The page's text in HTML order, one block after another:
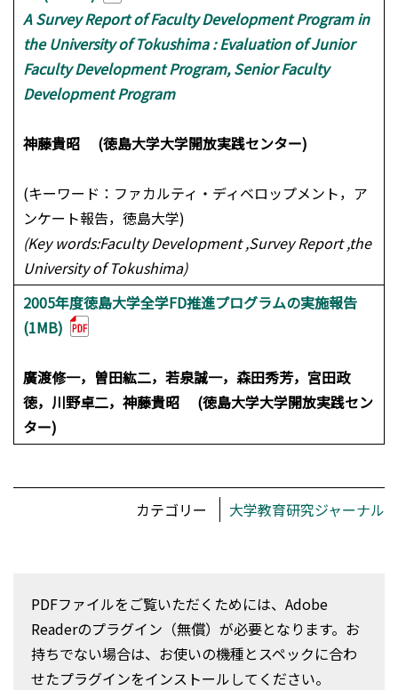
A Survey Report of Faculty Development Program in
the University of Tokushima : Evaluation of Junior
Faculty Development Program, Senior Faculty
Development Program
神藤貴昭 (徳島大学大学開放実践センター)
(キーワード：ファカルティ・ディベロップメント，ア
ンケート報告，徳島大学)
(Key words:Faculty Development ,Survey Report ,the
University of Tokushima)
2005年度徳島大学全学FD推進プログラムの実施報告
(1MB)
廣渡修一，曽田紘二，若泉誠一，森田秀芳，宮田政
徳，川野卓二，神藤貴昭 (徳島大学大学開放実践セン
ター)
カテゴリー 大学教育研究ジャーナル
PDFファイルをご覧いただくためには、Adobe
Readerのプラグイン（無償）が必要となります。お
持ちでない場合は、お使いの機種とスペックに合わ
せたプラグインをインストールしてください。